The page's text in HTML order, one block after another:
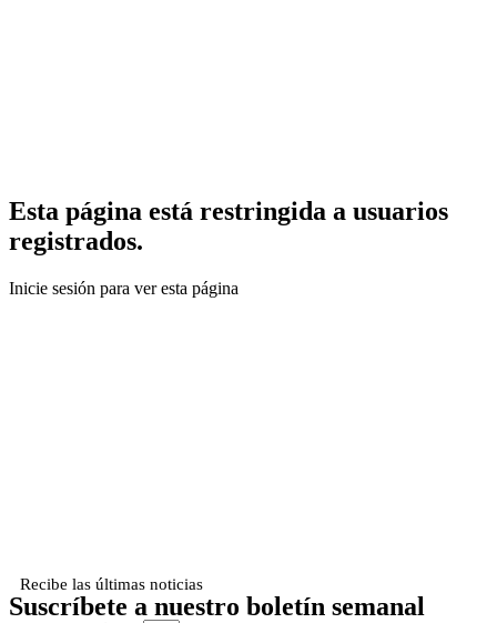
Esta página está restringida a usuarios
registrados.
Inicie sesión para ver esta página
Recibe las últimas noticias
Suscríbete a nuestro boletín semanal